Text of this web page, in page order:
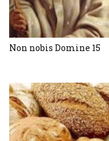
Non nobis Domine 15